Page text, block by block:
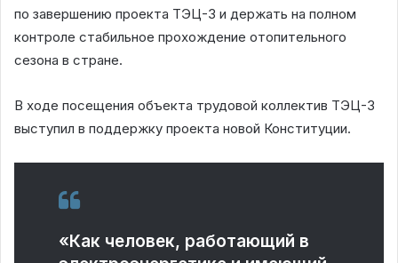
по завершению проекта ТЭЦ-3 и держать на полном
контроле стабильное прохождение отопительного
сезона в стране.
В ходе посещения объекта трудовой коллектив ТЭЦ-3
выступил в поддержку проекта новой Конституции.
«Как человек, работающий в